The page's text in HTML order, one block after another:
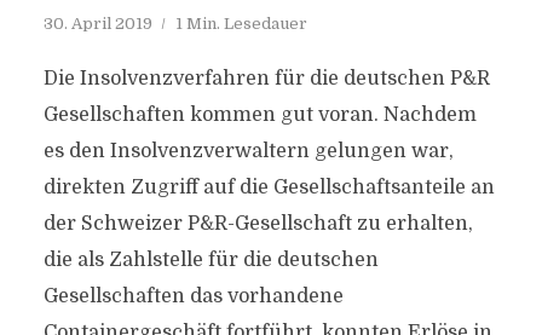
30. April 2019 1 Min. Lesedauer
Die Insolvenzverfahren für die deutschen P&R
Gesellschaften kommen gut voran. Nachdem
es den Insolvenzverwaltern gelungen war,
direkten Zugriff auf die Gesellschaftsanteile an
der Schweizer P&R-Gesellschaft zu erhalten,
die als Zahlstelle für die deutschen
Gesellschaften das vorhandene